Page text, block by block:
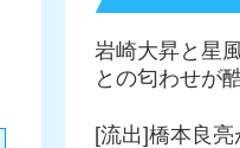
岩崎大昇と星
との匂わせが
[流出]橋本良